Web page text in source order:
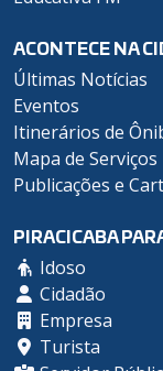
ACONTECE NA
Últimas Notícias
Eventos
Itinerários de
Mapa de Serviços
Publicações e
PIRACICABA
Idoso
Cidadão
Empresa
Turista